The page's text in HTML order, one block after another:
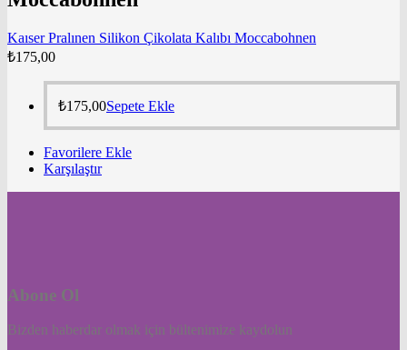
Kaıser Pralınen Silikon Çikolata Kalıbı Moccabohnen
₺175,00
₺175,00Sepete Ekle
Favorilere Ekle
Karşılaştır
Abone Ol
Bizden haberdar olmak için bültenimize kaydolun